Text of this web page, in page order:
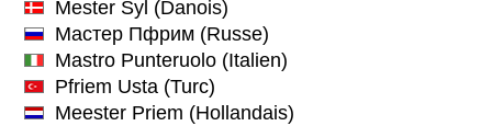
Mester Syl (Danois)
Мастер Пфрим (Russe)
Mastro Punteruolo (Italien)
Pfriem Usta (Turc)
Meester Priem (Hollandais)